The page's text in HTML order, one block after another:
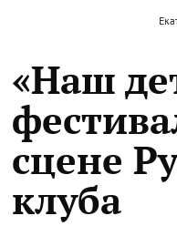
«Наш
сцене
клуба